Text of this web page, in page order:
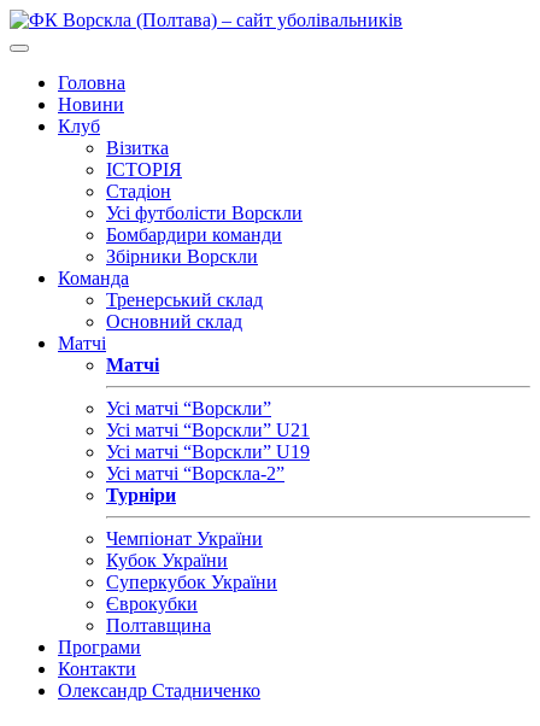
Головна
Новини
Клуб
Візитка
ІСТОРІЯ
Стадіон
Усі футболісти Ворскли
Бомбардири команди
Збірники Ворскли
Команда
Тренерський склад
Основний склад
Матчі
Матчі
Усі матчі “Ворскли”
Усі матчі “Ворскли” U21
Усі матчі “Ворскли” U19
Усі матчі “Ворскла-2”
Турніри
Чемпіонат України
Кубок України
Суперкубок України
Єврокубки
Полтавщина
Програми
Контакти
Олександр Стадниченко